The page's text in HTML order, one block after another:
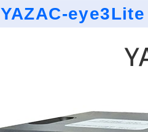
YAZAC-eye3Lite